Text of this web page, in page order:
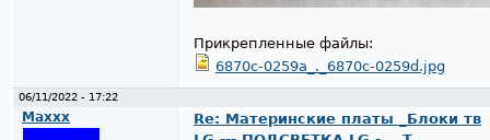
Прикрепленные файлы:
6870c-0259a_._6870c-0259d.jpg
06/11/2022 - 17:22
Maxxx
Re: Материнские платы _Блоки тв